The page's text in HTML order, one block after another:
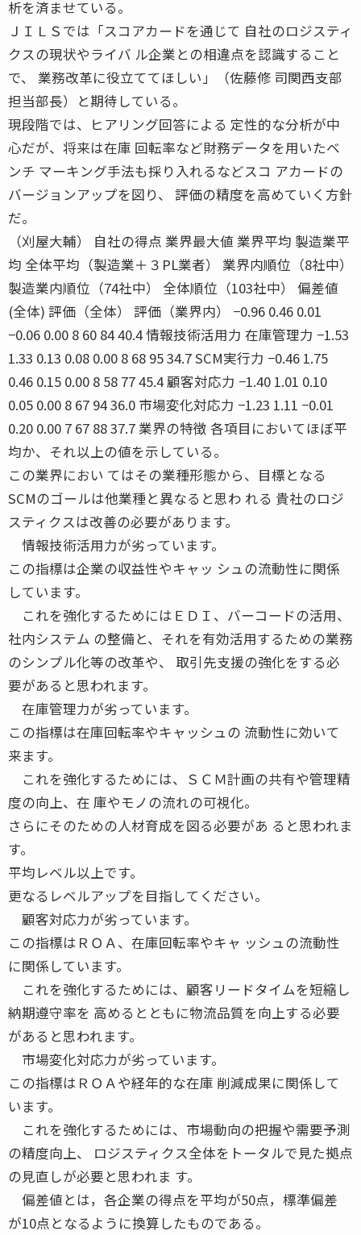
析を済ませている。
ＪＩＬＳでは「スコアカードを通じて 自社のロジスティ
クスの現状やライバ ル企業との相違点を認識すること
で、 業務改革に役立ててほしい」（佐藤修 司関西支部
担当部長）と期待している。
現段階では、ヒアリング回答による 定性的な分析が中
心だが、将来は在庫 回転率など財務データを用いたベ
ンチ マーキング手法も採り入れるなどスコ アカードの
バージョンアップを図り、 評価の精度を高めていく方針
だ。
（刈屋大輔） 自社の得点 業界最大値 業界平均 製造業平
均 全体平均（製造業＋３PL業者） 業界内順位（8社中）
製造業内順位（74社中） 全体順位（103社中） 偏差値
(全体) 評価（全体） 評価（業界内） −0.96 0.46 0.01
−0.06 0.00 8 60 84 40.4 情報技術活用力 在庫管理力 −1.53
1.33 0.13 0.08 0.00 8 68 95 34.7 SCM実行力 −0.46 1.75
0.46 0.15 0.00 8 58 77 45.4 顧客対応力 −1.40 1.01 0.10
0.05 0.00 8 67 94 36.0 市場変化対応力 −1.23 1.11 −0.01
0.20 0.00 7 67 88 37.7 業界の特徴 各項目においてほぼ平
均か、それ以上の値を示している。
この業界におい てはその業種形態から、目標となる
SCMのゴールは他業種と異なると思わ れる 貴社のロジ
スティクスは改善の必要があります。
情報技術活用力が劣っています。
この指標は企業の収益性やキャッ シュの流動性に関係
しています。
これを強化するためにはＥＤＩ、バーコードの活用、
社内システム の整備と、それを有効活用するための業務
のシンプル化等の改革や、 取引先支援の強化をする必
要があると思われます。
在庫管理力が劣っています。
この指標は在庫回転率やキャッシュの 流動性に効いて
来ます。
これを強化するためには、ＳＣＭ計画の共有や管理精
度の向上、在 庫やモノの流れの可視化。
さらにそのための人材育成を図る必要があ ると思われま
す。
平均レベル以上です。
更なるレベルアップを目指してください。
顧客対応力が劣っています。
この指標はＲＯＡ、在庫回転率やキャ ッシュの流動性
に関係しています。
これを強化するためには、顧客リードタイムを短縮し
納期遵守率を 高めるとともに物流品質を向上する必要
があると思われます。
市場変化対応力が劣っています。
この指標はＲＯＡや経年的な在庫 削減成果に関係して
います。
これを強化するためには、市場動向の把握や需要予測
の精度向上、 ロジスティクス全体をトータルで見た拠点
の見直しが必要と思われま す。
偏差値とは，各企業の得点を平均が50点，標準偏差
が10点となるように換算したものである。